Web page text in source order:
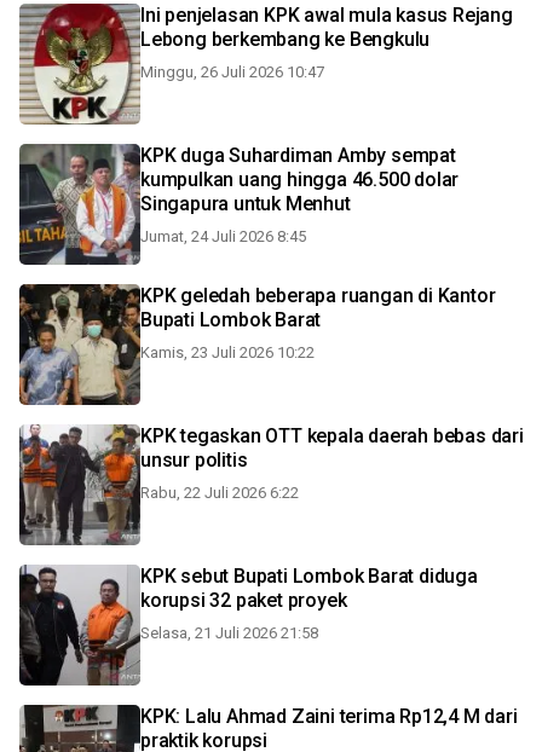
Ini penjelasan KPK awal mula kasus Rejang
Lebong berkembang ke Bengkulu
Minggu, 26 Juli 2026 10:47
KPK duga Suhardiman Amby sempat
kumpulkan uang hingga 46.500 dolar
Singapura untuk Menhut
Jumat, 24 Juli 2026 8:45
KPK geledah beberapa ruangan di Kantor
Bupati Lombok Barat
Kamis, 23 Juli 2026 10:22
KPK tegaskan OTT kepala daerah bebas dari
unsur politis
Rabu, 22 Juli 2026 6:22
KPK sebut Bupati Lombok Barat diduga
korupsi 32 paket proyek
Selasa, 21 Juli 2026 21:58
KPK: Lalu Ahmad Zaini terima Rp12,4 M dari
praktik korupsi